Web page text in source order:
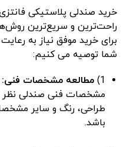
خرید صندلی پلاستیکی
راحت‌ترین و سریع‌ترین
برای خرید موفق نیاز به
شما توصیه می‌ کنیم:
1) مطالعه مشخصات فنی:
مشخصات فنی صندلی نظر
طراحی، رنگ و سایر
باشد.